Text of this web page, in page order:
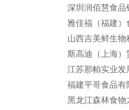
深圳润佰慧食品
雅佳福（福建）
山西吉美鲜生物
斯高迪（上海）
江苏那帕实业发
福建平哥食品有
黑龙江森林食物